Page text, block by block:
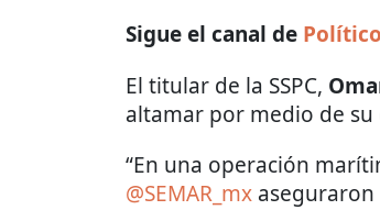
Sigue el canal de
El titular de la SSPC,
altamar por medio de su
“En una operación
@SEMAR_mx